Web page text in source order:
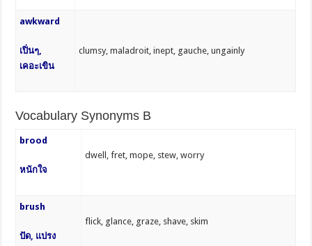
awkward
เปิ่นๆ,
เคอะเขิน
clumsy, maladroit, inept, gauche, ungainly
Vocabulary Synonyms B
brood
หนักใจ
dwell, fret, mope, stew, worry
brush
ปัด, แปรง
flick, glance, graze, shave, skim